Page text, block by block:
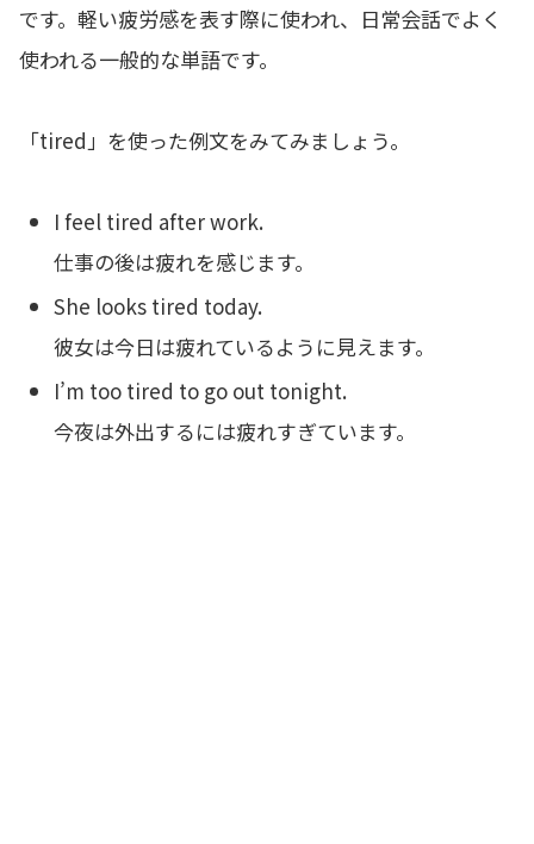
です。軽い疲労感を表す際に使われ、日常会話でよく
使われる一般的な単語です。
「tired」を使った例文をみてみましょう。
I feel tired after work.
仕事の後は疲れを感じます。
She looks tired today.
彼女は今日は疲れているように見えます。
I’m too tired to go out tonight.
今夜は外出するには疲れすぎています。